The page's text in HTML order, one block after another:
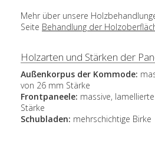
Mehr über unsere
Seite Behandlung der
Holzarten und Stärken der
Außenkorpus der Kommode:
von 26 mm Stärke
Frontpaneele: massive,
Stärke
Schubladen: mehrschichtige Birke